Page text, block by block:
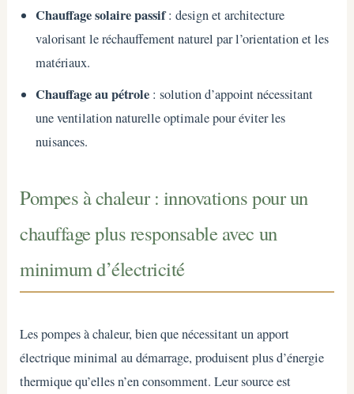
Chauffage solaire passif: design et architecture
valorisant le réchauffement naturel par l’orientation et les
matériaux.
Chauffage au pétrole : solution d’appoint nécessitant
une ventilation naturelle optimale pour éviter les
nuisances.
Pompes à chaleur : innovations pour un
chauffage plus responsable avec un
minimum d’électricité
Les pompes à chaleur, bien que nécessitant un apport
électrique minimal au démarrage, produisent plus d’énergie
thermique qu’elles n’en consomment. Leur source est